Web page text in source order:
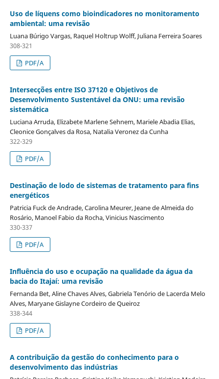
Uso de líquens como bioindicadores no monitoramento
ambiental: uma revisão
Luana Búrigo Vargas, Raquel Holtrup Wolff, Juliana Ferreira Soares
308-321
PDF/A
Intersecções entre ISO 37120 e Objetivos de
Desenvolvimento Sustentável da ONU: uma revisão
sistemática
Luciana Arruda, Elizabete Marlene Sehnem, Mariele Abadia Elias,
Cleonice Gonçalves da Rosa, Natalia Veronez da Cunha
322-329
PDF/A
Destinação de lodo de sistemas de tratamento para fins
energéticos
Patricia Fuck de Andrade, Carolina Meurer, Jeane de Almeida do
Rosário, Manoel Fabio da Rocha, Vinicius Nascimento
330-337
PDF/A
Influência do uso e ocupação na qualidade da água da
bacia do Itajaí: uma revisão
Fernanda Bet, Aline Chaves Alves, Gabriela Tenório de Lacerda Melo
Alves, Maryane Gislayne Cordeiro de Queiroz
338-344
PDF/A
A contribuição da gestão do conhecimento para o
desenvolvimento das indústrias